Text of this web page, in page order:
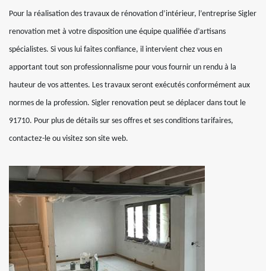
Pour la réalisation des travaux de rénovation d’intérieur, l’entreprise Sigler
renovation met à votre disposition une équipe qualifiée d’artisans
spécialistes. Si vous lui faites confiance, il intervient chez vous en
apportant tout son professionnalisme pour vous fournir un rendu à la
hauteur de vos attentes. Les travaux seront exécutés conformément aux
normes de la profession. Sigler renovation peut se déplacer dans tout le
91710. Pour plus de détails sur ses offres et ses conditions tarifaires,
contactez-le ou visitez son site web.